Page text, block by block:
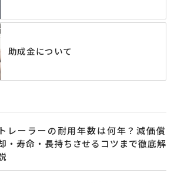
助成金について
トレーラーの耐用年数は何年？減価償
・寿命・長持ちさせるコツまで徹底解